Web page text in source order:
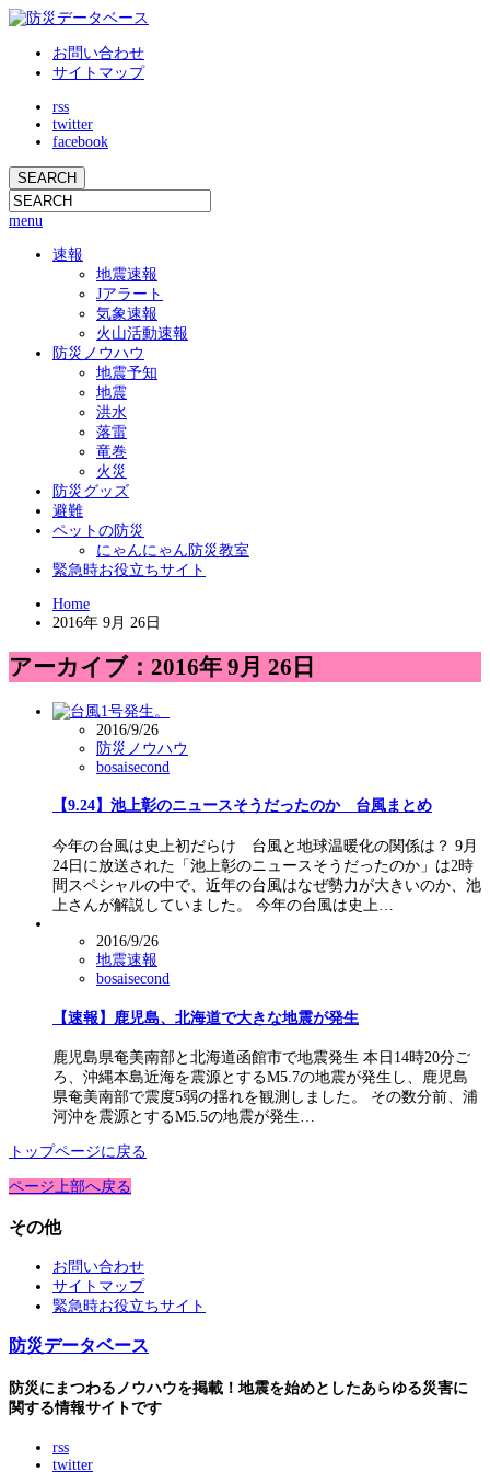
お問い合わせ
サイトマップ
rss
twitter
facebook
menu
速報
地震速報
Jアラート
気象速報
火山活動速報
防災ノウハウ
地震予知
地震
洪水
落雷
竜巻
火災
防災グッズ
避難
ペットの防災
にゃんにゃん防災教室
緊急時お役立ちサイト
Home
2016年 9月 26日
アーカイブ：2016年 9月 26日
2016/9/26
防災ノウハウ
bosaisecond
【9.24】池上彰のニュースそうだったのか 台風まとめ
今年の台風は史上初だらけ 台風と地球温暖化の関係は？ 9月
24日に放送された「池上彰のニュースそうだったのか」は2時
間スペシャルの中で、近年の台風はなぜ勢力が大きいのか、池
上さんが解説していました。 今年の台風は史上…
2016/9/26
地震速報
bosaisecond
【速報】鹿児島、北海道で大きな地震が発生
鹿児島県奄美南部と北海道函館市で地震発生 本日14時20分ご
ろ、沖縄本島近海を震源とするM5.7の地震が発生し、鹿児島
県奄美南部で震度5弱の揺れを観測しました。 その数分前、浦
河沖を震源とするM5.5の地震が発生…
トップページに戻る
ページ上部へ戻る
その他
お問い合わせ
サイトマップ
緊急時お役立ちサイト
防災データベース
防災にまつわるノウハウを掲載！地震を始めとしたあらゆる災害に
関する情報サイトです
rss
twitter